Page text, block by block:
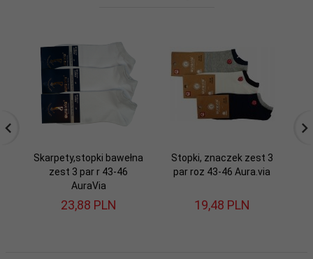
Skarpety,stopki bawełna
zest 3 par r 43-46
AuraVia
23,88 PLN
Stopki, znaczek zest 3
par roz 43-46 Aura.via
19,48 PLN